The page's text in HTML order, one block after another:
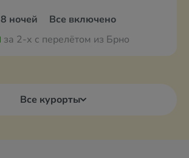
8 ночей Все включено
за 2-х с перелётом из Брно
Все курорты